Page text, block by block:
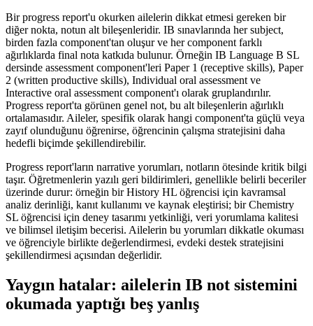
Bir progress report'u okurken ailelerin dikkat etmesi gereken bir
diğer nokta, notun alt bileşenleridir. IB sınavlarında her subject,
birden fazla component'tan oluşur ve her component farklı
ağırlıklarda final nota katkıda bulunur. Örneğin IB Language B SL
dersinde assessment component'leri Paper 1 (receptive skills), Paper
2 (written productive skills), Individual oral assessment ve
Interactive oral assessment component'ı olarak gruplandırılır.
Progress report'ta görünen genel not, bu alt bileşenlerin ağırlıklı
ortalamasıdır. Aileler, spesifik olarak hangi component'ta güçlü veya
zayıf olunduğunu öğrenirse, öğrencinin çalışma stratejisini daha
hedefli biçimde şekillendirebilir.
Progress report'ların narrative yorumları, notların ötesinde kritik bilgi
taşır. Öğretmenlerin yazılı geri bildirimleri, genellikle belirli beceriler
üzerinde durur: örneğin bir History HL öğrencisi için kavramsal
analiz derinliği, kanıt kullanımı ve kaynak eleştirisi; bir Chemistry
SL öğrencisi için deney tasarımı yetkinliği, veri yorumlama kalitesi
ve bilimsel iletişim becerisi. Ailelerin bu yorumları dikkatle okuması
ve öğrenciyle birlikte değerlendirmesi, evdeki destek stratejisini
şekillendirmesi açısından değerlidir.
Yaygın hatalar: ailelerin IB not sistemini
okumada yaptığı beş yanlış